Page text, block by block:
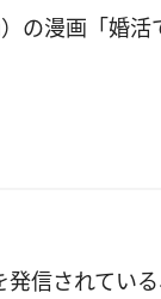
の漫画「婚
信されてい